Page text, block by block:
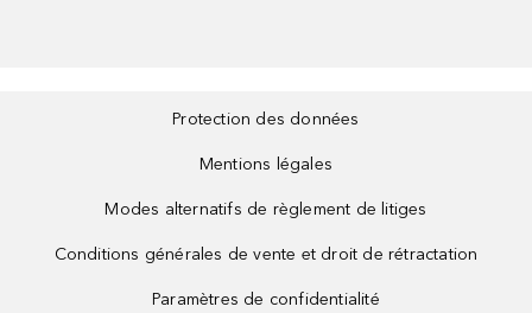
Protection des données
Mentions légales
Modes alternatifs de règlement de litiges
Conditions générales de vente et droit de rétractation
Paramètres de confidentialité